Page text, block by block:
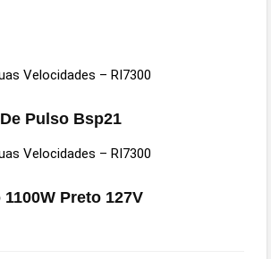
Pulso Bsp21
Preto 127V